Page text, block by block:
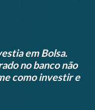
em Bolsa.
no banco não
como investir e